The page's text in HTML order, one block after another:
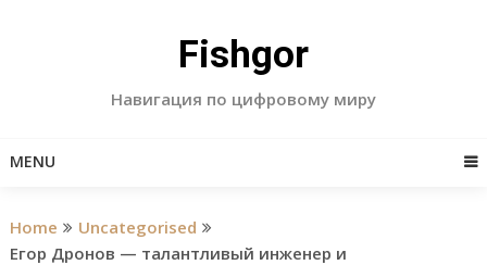
Fishgor
Навигация по цифровому миру
MENU
Home
Uncategorised
Егор Дронов — талантливый инженер и